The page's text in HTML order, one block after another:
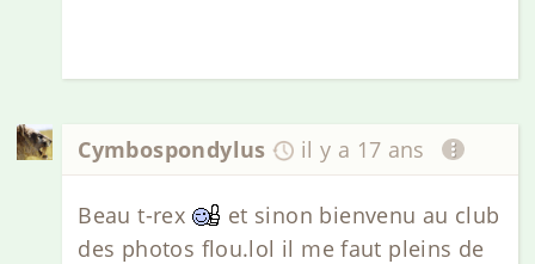
Cymbospondylus il y a 17 ans
Beau t-rex
et sinon bienvenu au club
des photos flou.lol il me faut pleins de